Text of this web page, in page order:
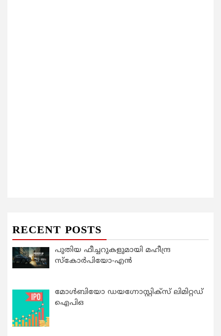
RECENT POSTS
പുതിയ ഫീച്ചറുകളുമായി മഹീന്ദ്ര
സ്കോർപിയോ-എൻ
മോൾബിയോ ഡയഗ്നോസ്റ്റിക്സ് ലിമിറ്റഡ്
ഐപിഒ